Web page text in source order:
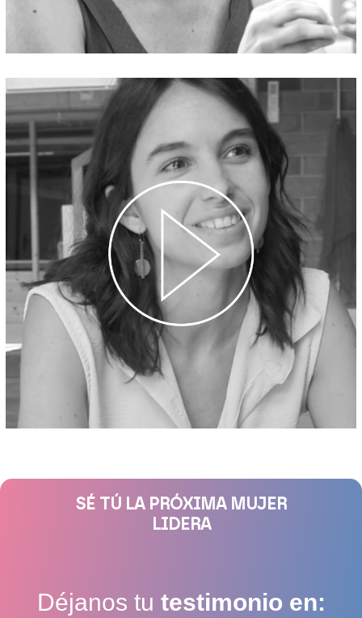
SÉ TÚ LA PRÓXIMA MUJER
LIDERA
Déjanos tu testimonio en: